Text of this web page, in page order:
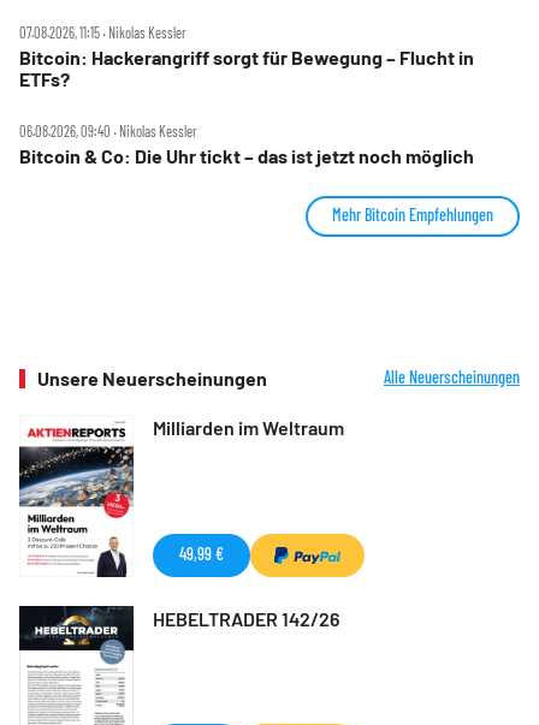
07.08.2026, 11:15 ‧ Nikolas Kessler
Bitcoin: Hackerangriff sorgt für Bewegung – Flucht in
ETFs?
06.08.2026, 09:40 ‧ Nikolas Kessler
Bitcoin & Co: Die Uhr tickt – das ist jetzt noch möglich
Mehr Bitcoin Empfehlungen
Unsere Neuerscheinungen Alle Neuerscheinungen
Milliarden im Weltraum
49,99 €
HEBELTRADER 142/26